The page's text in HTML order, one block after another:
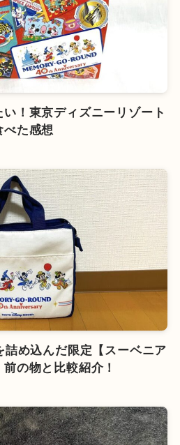
！東京ディズニーリゾート
べた感想
詰め込んだ限定【スーベニア
の物と比較紹介！